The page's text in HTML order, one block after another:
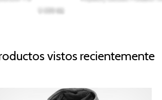
vistos recientemente